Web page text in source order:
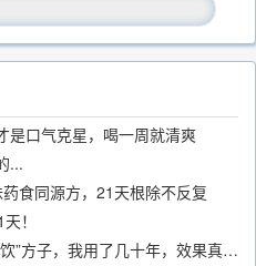
是口气克星，喝一周就清爽
...
食同源方，21天根除不反复
！
从根源斩断口臭！这张“清源除臭饮”方子，我用了几十年，效果真不错